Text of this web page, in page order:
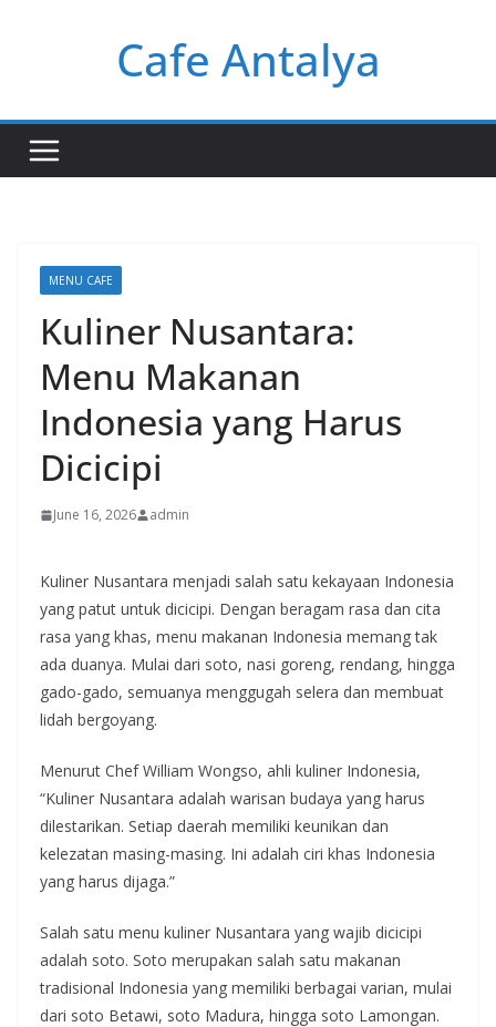
Cafe Antalya
MENU CAFE
Kuliner Nusantara:
Menu Makanan
Indonesia yang Harus
Dicicipi
June 16, 2026 admin
Kuliner Nusantara menjadi salah satu kekayaan Indonesia
yang patut untuk dicicipi. Dengan beragam rasa dan cita
rasa yang khas, menu makanan Indonesia memang tak
ada duanya. Mulai dari soto, nasi goreng, rendang, hingga
gado-gado, semuanya menggugah selera dan membuat
lidah bergoyang.
Menurut Chef William Wongso, ahli kuliner Indonesia,
“Kuliner Nusantara adalah warisan budaya yang harus
dilestarikan. Setiap daerah memiliki keunikan dan
kelezatan masing-masing. Ini adalah ciri khas Indonesia
yang harus dijaga.”
Salah satu menu kuliner Nusantara yang wajib dicicipi
adalah soto. Soto merupakan salah satu makanan
tradisional Indonesia yang memiliki berbagai varian, mulai
dari soto Betawi, soto Madura, hingga soto Lamongan.